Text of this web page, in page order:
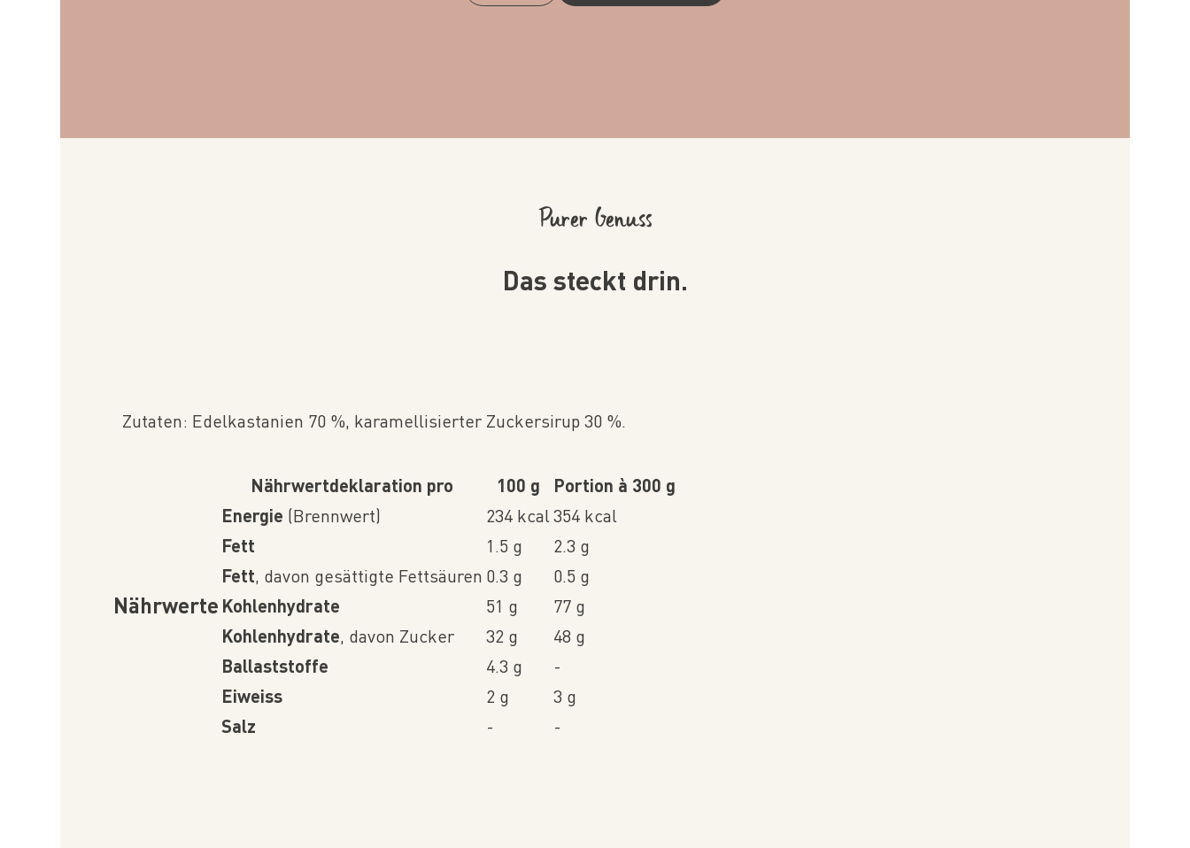
Purer Genuss
Das steckt drin.
Zutaten: Edelkastanien 70 %, karamellisierter Zuckersirup 30 %.
Nährwerte
Nährwertdeklaration pro 100 g
Portion à 300 g
Energie (Brennwert) 234 kcal354 kcal
Fett
1.5 g
2.3 g
Fett, davon gesättigte Fettsäuren 0.3 g
0.5 g
Kohlenhydrate
51 g
77 g
Kohlenhydrate, davon Zucker 32 g
48 g
Ballaststoffe
4.3 g
-
Eiweiss
2 g
3 g
Salz
- -